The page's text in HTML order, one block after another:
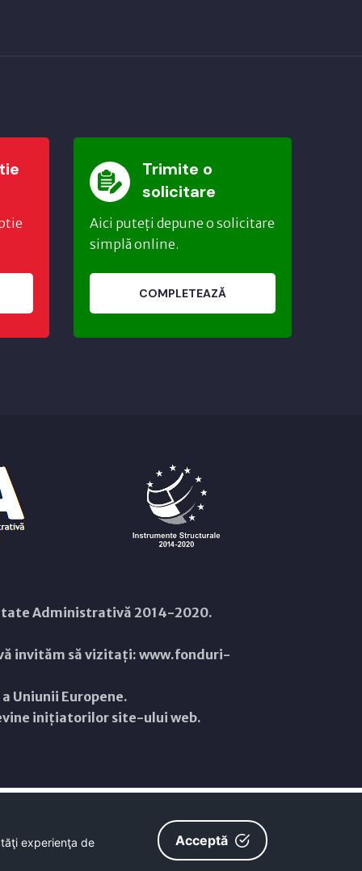
Trimite o
solicitare
Aici puteți depune o solicitare
simplă online.
COMPLETEAZĂ
Administrativă 2014-2020.
invităm să vizitați:www.fonduri-
Uniunii Europene.
inițiatorilor site-ului web.
experienţa de
Acceptă